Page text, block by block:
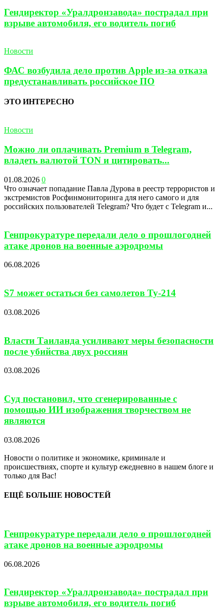
Гендиректор «Уралдронзавода» пострадал при
взрыве автомобиля, его водитель погиб
Новости
ФАС возбудила дело против Apple из-за отказа
предустанавливать российское ПО
ЭТО ИНТЕРЕСНО
Новости
Можно ли оплачивать Premium в Telegram,
владеть валютой TON и цитировать...
01.08.2026 0
Что означает попадание Павла Дурова в реестр террористов и
экстремистов Росфинмониторинга для него самого и для
российских пользователей Telegram? Что будет с Telegram и...
Генпрокуратуре передали дело о прошлогодней
атаке дронов на военные аэродромы
06.08.2026
S7 может остаться без самолетов Ту-214
03.08.2026
Власти Таиланда усиливают меры безопасности
после убийства двух россиян
03.08.2026
Суд постановил, что сгенерированные с
помощью ИИ изображения творчеством не
являются
03.08.2026
Новости о политике и экономике, криминале и
происшествиях, спорте и культур ежедневно в нашем блоге и
только для Вас!
ЕЩЁ БОЛЬШЕ НОВОСТЕЙ
Генпрокуратуре передали дело о прошлогодней
атаке дронов на военные аэродромы
06.08.2026
Гендиректор «Уралдронзавода» пострадал при
взрыве автомобиля, его водитель погиб